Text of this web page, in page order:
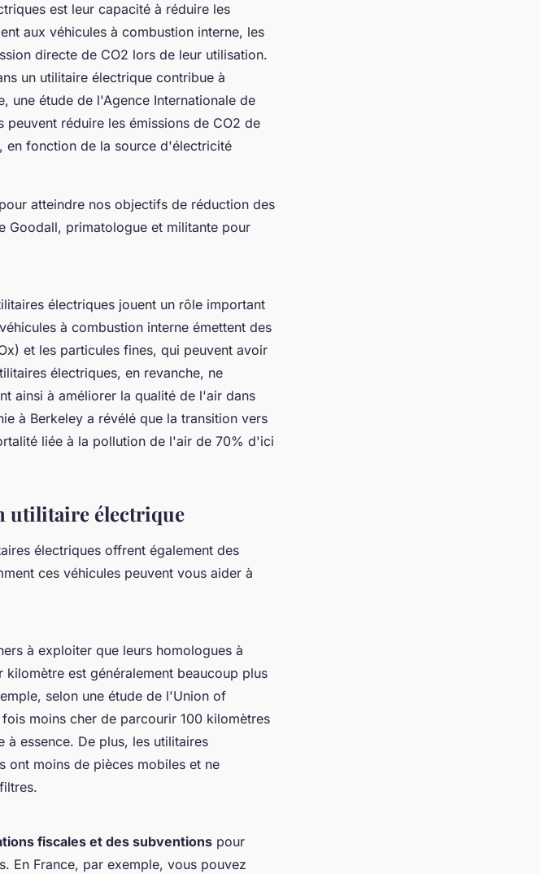
est leur capacité à réduire les
aux véhicules à combustion interne, les
directe de CO2 lors de leur utilisation.
un utilitaire électrique contribue à
une étude de l'Agence Internationale de
réduire les émissions de CO2 de
en fonction de la source d'électricité
atteindre nos objectifs de réduction des
Goodall, primatologue et militante pour
électriques jouent un rôle important
à combustion interne émettent des
et les particules fines, qui peuvent avoir
électriques, en revanche, ne
ainsi à améliorer la qualité de l'air dans
à Berkeley a révélé que la transition vers
liée à la pollution de l'air de 70% d'ici
utilitaire électrique
électriques offrent également des
ces véhicules peuvent vous aider à
à exploiter que leurs homologues à
kilomètre est généralement beaucoup plus
selon une étude de l'Union of
moins cher de parcourir 100 kilomètres
essence. De plus, les utilitaires
ont moins de pièces mobiles et ne
fiscales et des subventions pour
En France, par exemple, vous pouvez